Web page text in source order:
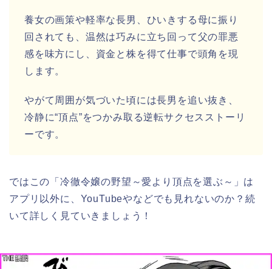
養女の画策や軽率な長男、ひいきする母に振り
回されても、温然は巧みに立ち回って父の罪悪
感を味方にし、資金と株を得て仕事で頭角を現
します。
やがて周囲が気づいた頃には長男を追い抜き、
冷静に“頂点”をつかみ取る逆転サクセスストーリ
ーです。
ではこの「冷徹令嬢の野望～愛より頂点を選ぶ～」は
アプリ以外に、YouTubeやなどでも見れないのか？続
いて詳しく見ていきましょう！